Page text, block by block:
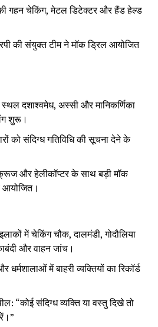
गहन चेकिंग, मेटल डिटेक्टर और हैंड हेल्ड
की संयुक्त टीम ने मॉक ड्रिल आयोजित
दशाश्वमेध, अस्सी और मानिकर्णिका
शुरू।
को संदिग्ध गतिविधि की सूचना देने के
और हेलीकॉप्टर के साथ बड़ी मॉक
में चेकिंग चौक, दालमंडी, गोदौलिया
और वाहन जांच।
में बाहरी व्यक्तियों का रिकॉर्ड
“कोई संदिग्ध व्यक्ति या वस्तु दिखे तो